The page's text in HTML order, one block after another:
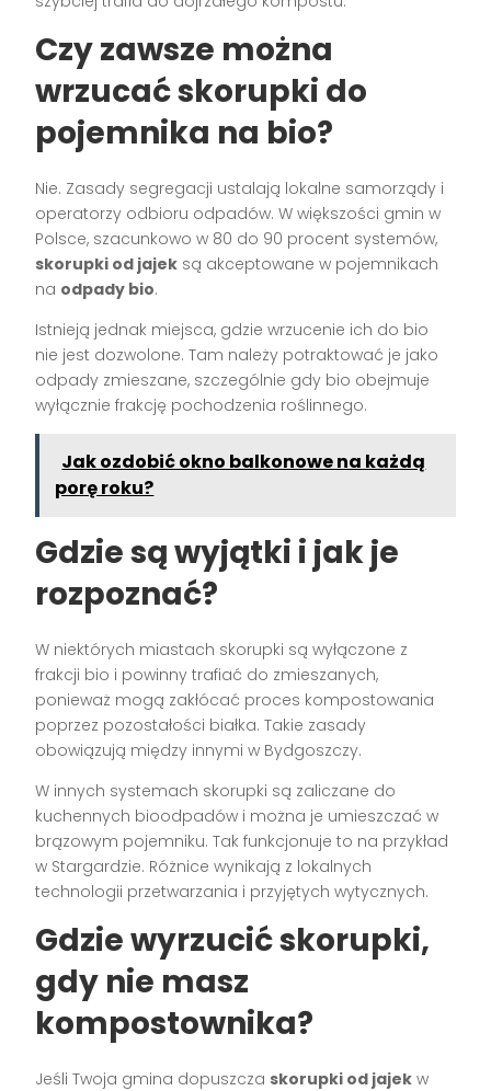
Czy zawsze można
wrzucać skorupki do
pojemnika na bio?
Nie. Zasady segregacji ustalają lokalne samorządy i
operatorzy odbioru odpadów. W większości gmin w
Polsce, szacunkowo w 80 do 90 procent systemów,
skorupki od jajek są akceptowane w pojemnikach
na odpady bio.
Istnieją jednak miejsca, gdzie wrzucenie ich do bio
nie jest dozwolone. Tam należy potraktować je jako
odpady zmieszane, szczególnie gdy bio obejmuje
wyłącznie frakcję pochodzenia roślinnego.
Jak ozdobić okno balkonowe na każdą
porę roku?
Gdzie są wyjątki i jak je
rozpoznać?
W niektórych miastach skorupki są wyłączone z
frakcji bio i powinny trafiać do zmieszanych,
ponieważ mogą zakłócać proces kompostowania
poprzez pozostałości białka. Takie zasady
obowiązują między innymi w Bydgoszczy.
W innych systemach skorupki są zaliczane do
kuchennych bioodpadów i można je umieszczać w
brązowym pojemniku. Tak funkcjonuje to na przykład
w Stargardzie. Różnice wynikają z lokalnych
technologii przetwarzania i przyjętych wytycznych.
Gdzie wyrzucić skorupki,
gdy nie masz
kompostownika?
Jeśli Twoja gmina dopuszcza skorupki od jajek w